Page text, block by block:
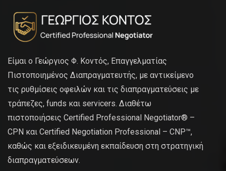
Είμαι ο Γεώργιος Φ. Κοντός, Επαγγελματίας
Πιστοποιημένος Διαπραγματευτής, με αντικείμενο
τις ρυθμίσεις οφειλών και τις διαπραγματεύσεις με
τράπεζες, funds και servicers. Διαθέτω
πιστοποιήσεις Certified Professional Negotiator® –
CPN και Certified Negotiation Professional – CNP™,
καθώς και εξειδικευμένη εκπαίδευση στη στρατηγική
διαπραγματεύσεων.